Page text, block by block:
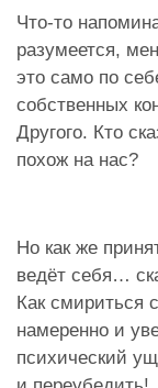
Что-то
разумеется,
это само по
собственных
Другого. Кто
похож на нас?
Но как же
ведёт себя…
Как смириться
намеренно и
психический